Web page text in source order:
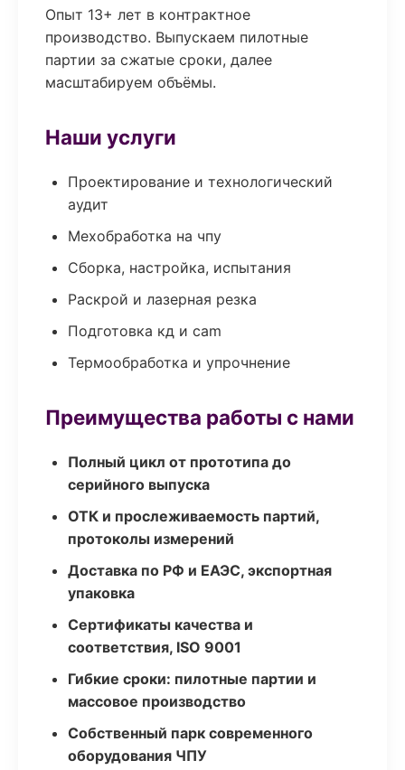
Опыт 13+ лет в контрактное
производство. Выпускаем пилотные
партии за сжатые сроки, далее
масштабируем объёмы.
Наши услуги
Проектирование и технологический
аудит
Мехобработка на чпу
Сборка, настройка, испытания
Раскрой и лазерная резка
Подготовка кд и cam
Термообработка и упрочнение
Преимущества работы с нами
Полный цикл от прототипа до
серийного выпуска
ОТК и прослеживаемость партий,
протоколы измерений
Доставка по РФ и ЕАЭС, экспортная
упаковка
Сертификаты качества и
соответствия, ISO 9001
Гибкие сроки: пилотные партии и
массовое производство
Собственный парк современного
оборудования ЧПУ